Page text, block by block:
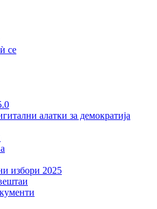
се
алатки за демократија
избори 2025